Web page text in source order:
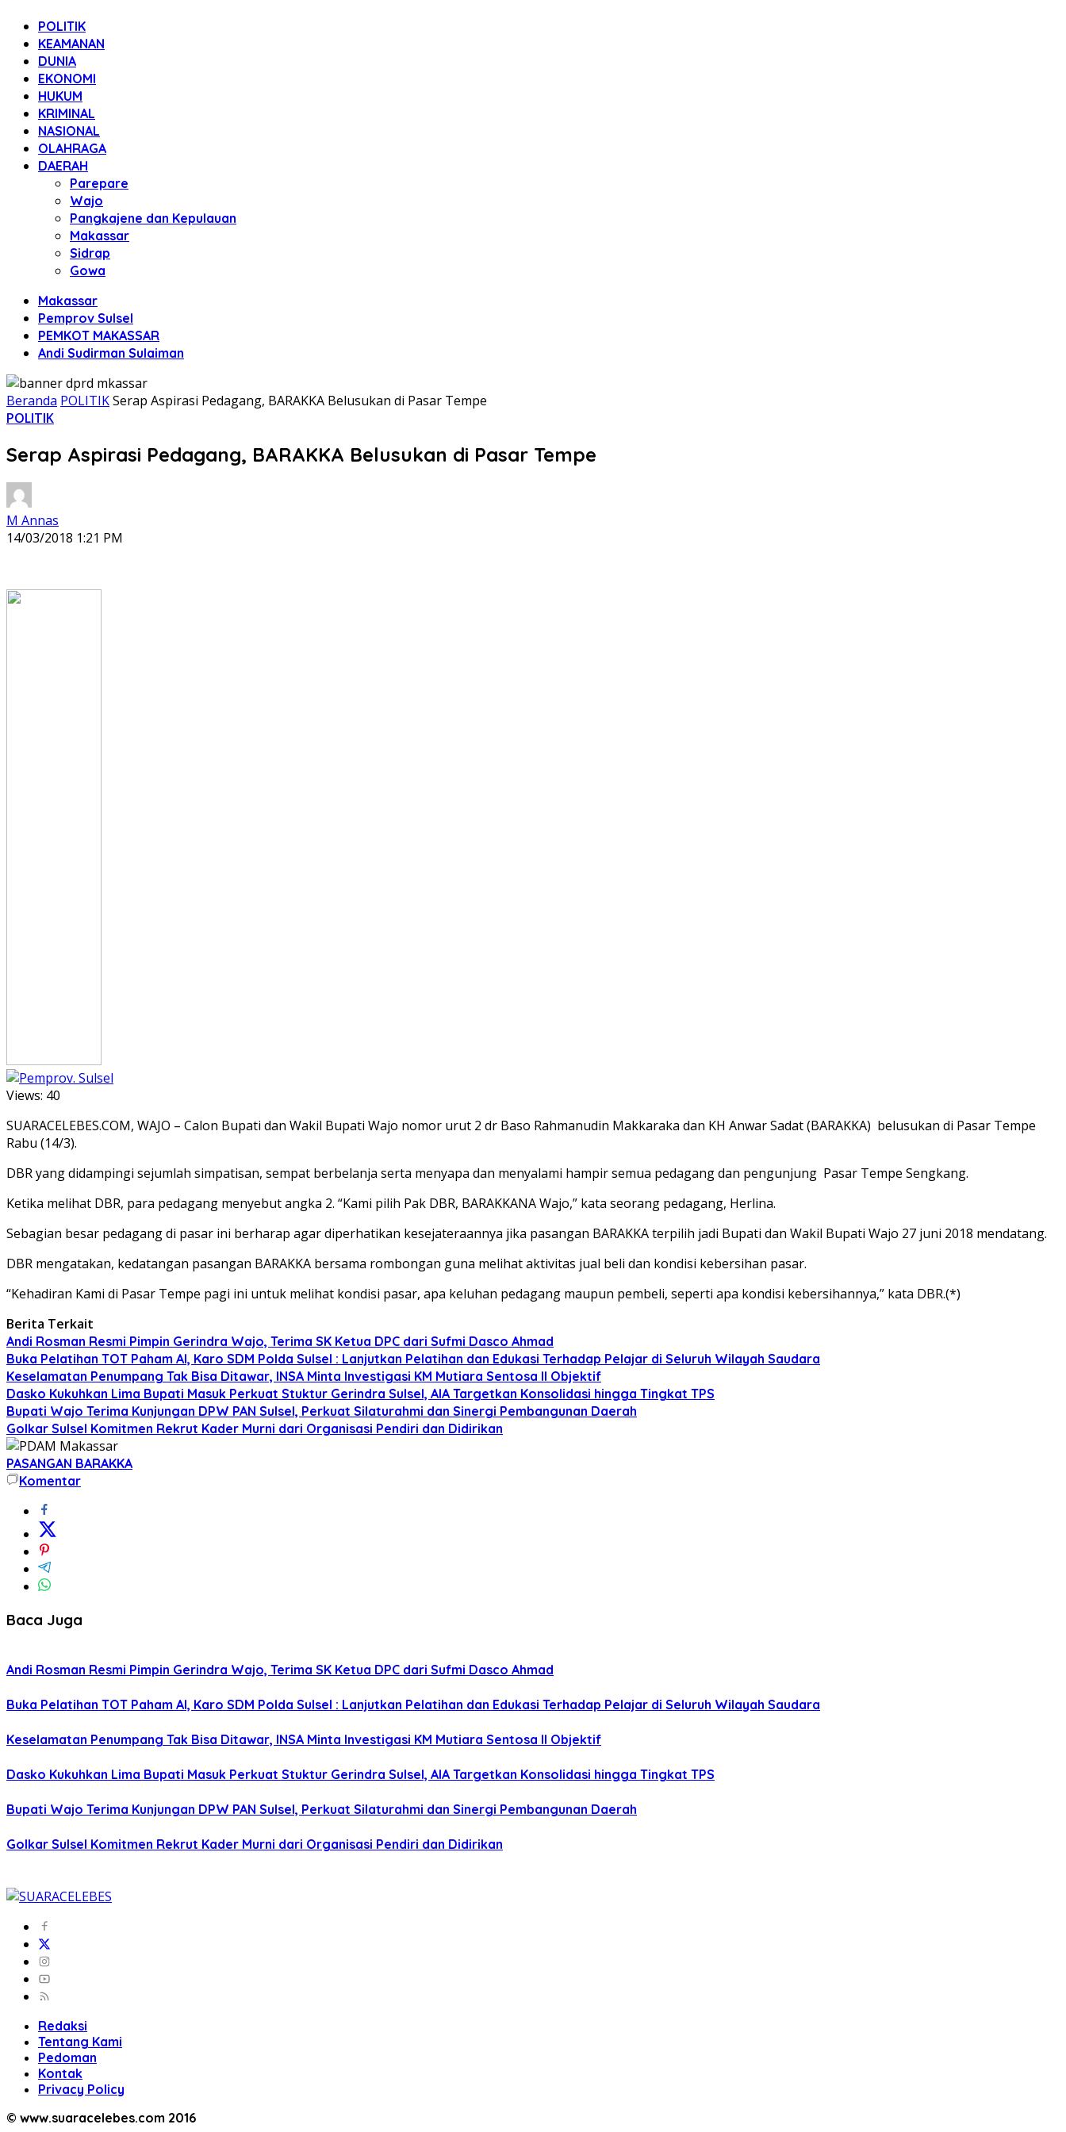
POLITIK
KEAMANAN
DUNIA
EKONOMI
HUKUM
KRIMINAL
NASIONAL
OLAHRAGA
DAERAH
Parepare
Wajo
Pangkajene dan Kepulauan
Makassar
Sidrap
Gowa
Makassar
Pemprov Sulsel
PEMKOT MAKASSAR
Andi Sudirman Sulaiman
Beranda POLITIKSerap Aspirasi Pedagang, BARAKKA Belusukan di Pasar Tempe
POLITIK
Serap Aspirasi Pedagang, BARAKKA Belusukan di Pasar Tempe
M Annas
14/03/2018 1:21 PM
Views: 40
SUARACELEBES.COM, WAJO – Calon Bupati dan Wakil Bupati Wajo nomor urut 2 dr Baso Rahmanudin Makkaraka dan KH Anwar Sadat (BARAKKA) belusukan di Pasar Tempe
Rabu (14/3).
DBR yang didampingi sejumlah simpatisan, sempat berbelanja serta menyapa dan menyalami hampir semua pedagang dan pengunjung Pasar Tempe Sengkang.
Ketika melihat DBR, para pedagang menyebut angka 2. “Kami pilih Pak DBR, BARAKKANA Wajo,” kata seorang pedagang, Herlina.
Sebagian besar pedagang di pasar ini berharap agar diperhatikan kesejateraannya jika pasangan BARAKKA terpilih jadi Bupati dan Wakil Bupati Wajo 27 juni 2018 mendatang.
DBR mengatakan, kedatangan pasangan BARAKKA bersama rombongan guna melihat aktivitas jual beli dan kondisi kebersihan pasar.
“Kehadiran Kami di Pasar Tempe pagi ini untuk melihat kondisi pasar, apa keluhan pedagang maupun pembeli, seperti apa kondisi kebersihannya,” kata DBR.(*)
Berita Terkait
Andi Rosman Resmi Pimpin Gerindra Wajo, Terima SK Ketua DPC dari Sufmi Dasco Ahmad
Buka Pelatihan TOT Paham AI, Karo SDM Polda Sulsel : Lanjutkan Pelatihan dan Edukasi Terhadap Pelajar di Seluruh Wilayah Saudara
Keselamatan Penumpang Tak Bisa Ditawar, INSA Minta Investigasi KM Mutiara Sentosa II Objektif
Dasko Kukuhkan Lima Bupati Masuk Perkuat Stuktur Gerindra Sulsel, AIA Targetkan Konsolidasi hingga Tingkat TPS
Bupati Wajo Terima Kunjungan DPW PAN Sulsel, Perkuat Silaturahmi dan Sinergi Pembangunan Daerah
Golkar Sulsel Komitmen Rekrut Kader Murni dari Organisasi Pendiri dan Didirikan
PASANGAN BARAKKA
Komentar
Baca Juga
Andi Rosman Resmi Pimpin Gerindra Wajo, Terima SK Ketua DPC dari Sufmi Dasco Ahmad
Buka Pelatihan TOT Paham AI, Karo SDM Polda Sulsel : Lanjutkan Pelatihan dan Edukasi Terhadap Pelajar di Seluruh Wilayah Saudara
Keselamatan Penumpang Tak Bisa Ditawar, INSA Minta Investigasi KM Mutiara Sentosa II Objektif
Dasko Kukuhkan Lima Bupati Masuk Perkuat Stuktur Gerindra Sulsel, AIA Targetkan Konsolidasi hingga Tingkat TPS
Bupati Wajo Terima Kunjungan DPW PAN Sulsel, Perkuat Silaturahmi dan Sinergi Pembangunan Daerah
Golkar Sulsel Komitmen Rekrut Kader Murni dari Organisasi Pendiri dan Didirikan
Redaksi
Tentang Kami
Pedoman
Kontak
Privacy Policy
© www.suaracelebes.com 2016